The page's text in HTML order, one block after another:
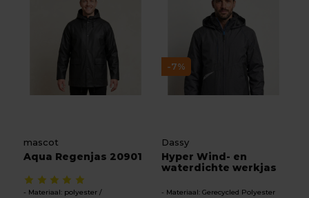
mascot
Aqua Regenjas 20901
Materiaal: polyester /
-7%
Dassy
Hyper Wind- en
waterdichte werkjas
Materiaal: Gerecycled Polyester